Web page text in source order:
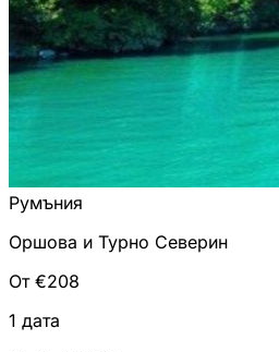
Румъния
Оршова и Турно Северин
От €208
1 дата